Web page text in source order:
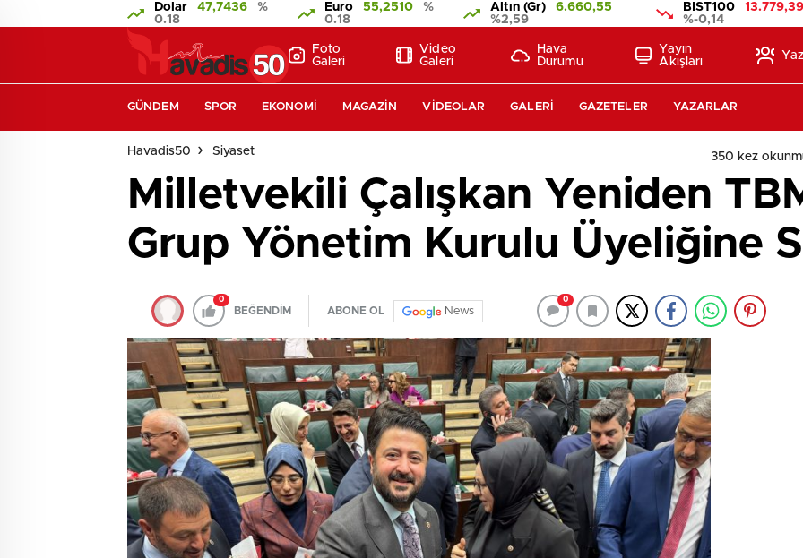
Dolar 47,7436
%
0.18
Euro 55,2510
%
0.18
Altın (Gr)
6.660,55
%2,59
BIST100
13.779,39
%-0,14
Foto
Galeri
Video
Galeri
Hava
Durumu
Yayın
Akışları
GÜNDEM SPOR EKONOMI MAGAZIN VIDEOLAR GALERI GAZETELER YAZARLAR
Havadis50 Siyaset 350 kez
Milletvekili Çalışkan Yeniden
Grup Yönetim Kurulu Üyeliğine
0
BEĞENDİM ABONE OL News
0